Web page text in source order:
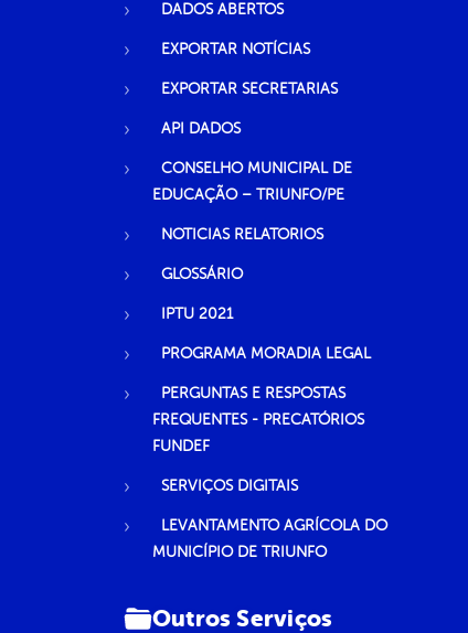
DADOS ABERTOS
EXPORTAR NOTÍCIAS
EXPORTAR SECRETARIAS
API DADOS
CONSELHO MUNICIPAL DE
EDUCAÇÃO – TRIUNFO/PE
NOTICIAS RELATORIOS
GLOSSÁRIO
IPTU 2021
PROGRAMA MORADIA LEGAL
PERGUNTAS E RESPOSTAS
FREQUENTES - PRECATÓRIOS
FUNDEF
SERVIÇOS DIGITAIS
LEVANTAMENTO AGRÍCOLA DO
MUNICÍPIO DE TRIUNFO
Outros Serviços